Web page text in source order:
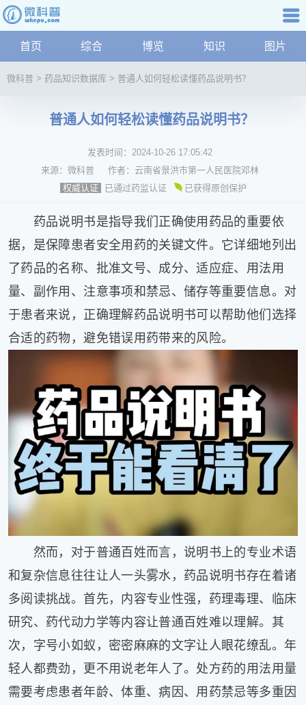
科普知识 航
首页 综合 博览 知识 图片
科
文
健
康
家
人
流
言
问
答
片
滚
动
多
微科普 > 药品知识数据库 > 普通人如何轻松读懂药品说明书？
普通人如何轻松读懂药品说明书？
发表时间： 2024-10-26 17:05:42
来源： 微科普 作者： 云南省景洪市第一人民医院邓林
权威认证
已通过药监认证 已获得原创保护
药品说明书是指导我们正确使用药品的重要依
据，是保障患者安全用药的关键文件。它详细地列出
了药品的名称、批准文号、成分、适应症、用法用
量、副作用、注意事项和禁忌、储存等重要信息。对
于患者来说，正确理解药品说明书可以帮助他们选择
合适的药物，避免错误用药带来的风险。
然而，对于普通百姓而言，说明书上的专业术语
和复杂信息往往让人一头雾水，药品说明书存在着诸
多阅读挑战。首先，内容专业性强，药理毒理、临床
研究、药代动力学等内容让普通百姓难以理解。其
次，字号小如蚁，密密麻麻的文字让人眼花缭乱。年
轻人都费劲，更不用说老年人了。处方药的用法用量
需要考虑患者年龄、体重、病因、用药禁忌等多重因